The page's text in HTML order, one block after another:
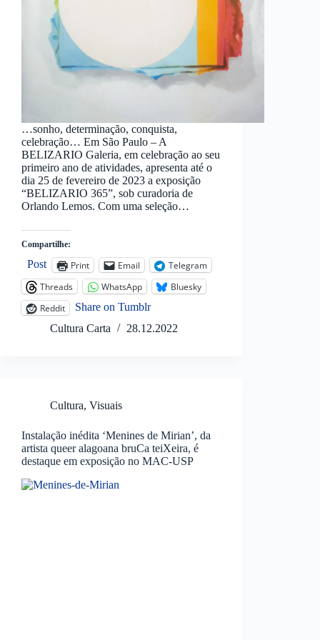
…sonho, determinação, conquista,
celebração… Em São Paulo – A
BELIZARIO Galeria, em celebração ao seu
primeiro ano de atividades, apresenta até o
dia 25 de fevereiro de 2023 a exposição
“BELIZARIO 365”, sob curadoria de
Orlando Lemos. Com uma seleção…
Compartilhe:
Post Print Email
Telegram
Threads
WhatsApp
Bluesky
Reddit
Share on Tumblr
Cultura Carta
28.12.2022
Cultura, Visuais
Instalação inédita ‘Menines de Mirian’, da
artista queer alagoana bruCa teiXeira, é
destaque em exposição no MAC-USP